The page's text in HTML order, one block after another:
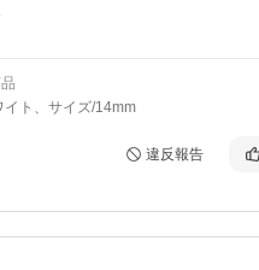
イト、サイズ/14mm
違反報告